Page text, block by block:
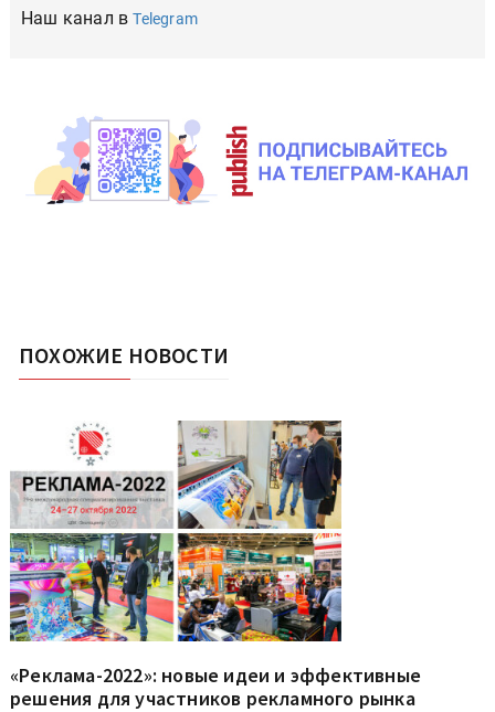
Наш канал вTelegram
ПОХОЖИЕ НОВОСТИ
«Реклама-2022»: новые идеи и эффективные
решения для участников рекламного рынка